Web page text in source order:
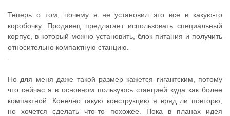
Теперь о том, почему я не установил это все в какую-то
коробочку. Продавец предлагает использовать специальный
корпус, в который можно установить, блок питания и получить
относительно компактную станцию.
Но для меня даже такой размер кажется гигантским, потому
что сейчас я в основном пользуюсь станцией куда как более
компактной. Конечно такую конструкцию я вряд ли повторю,
но хочется сделать что-то похожее. Пока в планах идея